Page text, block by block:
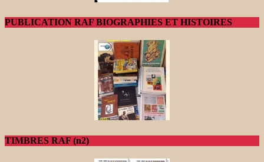
PUBLICATION RAF BIOGRAPHIES ET HISTOIRES
TIMBRES RAF (n2)